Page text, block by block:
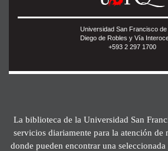
Universidad San Francisco de
Diego de Robles y Vía
+593 2 297 1700
La biblioteca de la Universidad San
servicios diariamente para la atención de
donde pueden encontrar una